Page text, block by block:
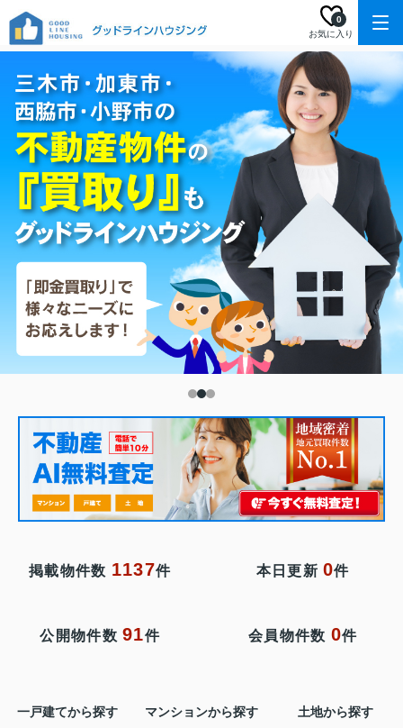
お気に入り
0
掲載物件数 1137件 本日更新0件
公開物件数91件 会員物件数 0件
一戸建てから探す マンションから探す 土地から探す